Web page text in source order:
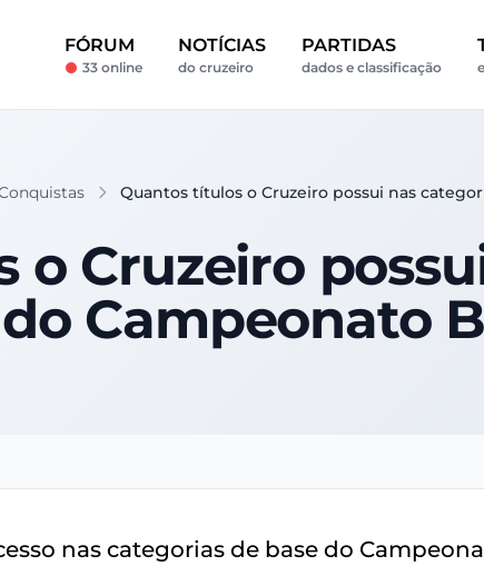
FÓRUM
33 online
NOTÍCIAS
do cruzeiro
PARTIDAS
dados e classificação
Quantos títulos o Cruzeiro possui nas
o Cruzeiro
Campeonato
nas categorias de base do